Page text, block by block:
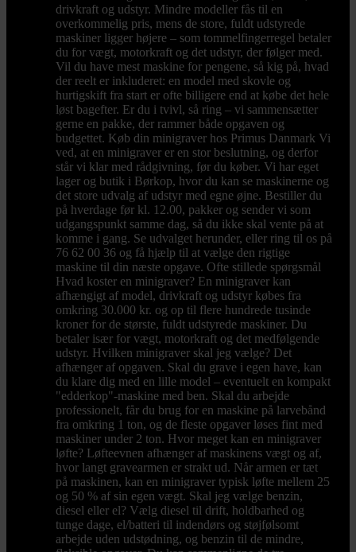
drivkraft og udstyr. Mindre modeller fås til en
overkommelig pris, mens de store, fuldt udstyrede
maskiner ligger højere – som tommelfingerregel betaler
du for vægt, motorkraft og det udstyr, der følger med.
Vil du have mest maskine for pengene, så kig på, hvad
der reelt er inkluderet: en model med skovle og
hurtigskift fra start er ofte billigere end at købe det hele
løst bagefter. Er du i tvivl, så ring – vi sammensætter
gerne en pakke, der rammer både opgaven og
budgettet. Køb din minigraver hos Primus Danmark Vi
ved, at en minigraver er en stor beslutning, og derfor
står vi klar med rådgivning, før du køber. Vi har eget
lager og butik i Børkop, hvor du kan se maskinerne og
det store udvalg af udstyr med egne øjne. Bestiller du
på hverdage før kl. 12.00, pakker og sender vi som
udgangspunkt samme dag, så du ikke skal vente på at
komme i gang. Se udvalget herunder, eller ring til os på
76 62 00 36 og få hjælp til at vælge den rigtige
maskine til din næste opgave. Ofte stillede spørgsmål
Hvad koster en minigraver? En minigraver kan
afhængigt af model, drivkraft og udstyr købes fra
omkring 30.000 kr. og op til flere hundrede tusinde
kroner for de største, fuldt udstyrede maskiner. Du
betaler især for vægt, motorkraft og det medfølgende
udstyr. Hvilken minigraver skal jeg vælge? Det
afhænger af opgaven. Skal du grave i egen have, kan
du klare dig med en lille model – eventuelt en kompakt
"edderkop"-maskine med ben. Skal du arbejde
professionelt, får du brug for en maskine på larvebånd
fra omkring 1 ton, og de fleste opgaver løses fint med
maskiner under 2 ton. Hvor meget kan en minigraver
løfte? Løfteevnen afhænger af maskinens vægt og af,
hvor langt gravearmen er strakt ud. Når armen er tæt
på maskinen, kan en minigraver typisk løfte mellem 25
og 50 % af sin egen vægt. Skal jeg vælge benzin,
diesel eller el? Vælg diesel til drift, holdbarhed og
tunge dage, el/batteri til indendørs og støjfølsomt
arbejde uden udstødning, og benzin til de mindre,